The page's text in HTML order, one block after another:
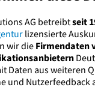
AG betreibtseit
lizensierte
wir dieFirmendaten
Daten aus weiteren
und Nutzerfeedback